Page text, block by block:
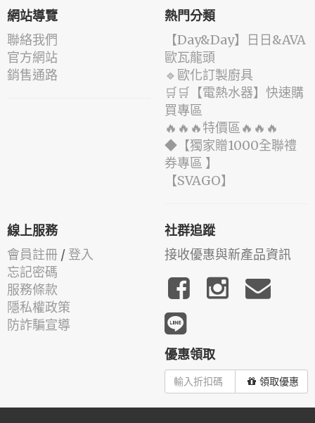
網站導覽
聯絡我們
官方網站
銷售通路
熱門分類
️【Day&Day】️日日&AVA
歐瓦龍頭
🔹歐化訂製廚具
🛒🛒【電熱水器】快速購
買專區
🔥🔥🔥特價區🔥🔥🔥
◆【獨家贈1000全聯禮
券專區 】
️【SVAGO】️
線上服務
會員註冊 / 登入
忘記密碼
服務條款
隱私權政策
防詐騙宣導
社群追蹤
接收優惠與新產品資訊
優惠領取
領取優惠